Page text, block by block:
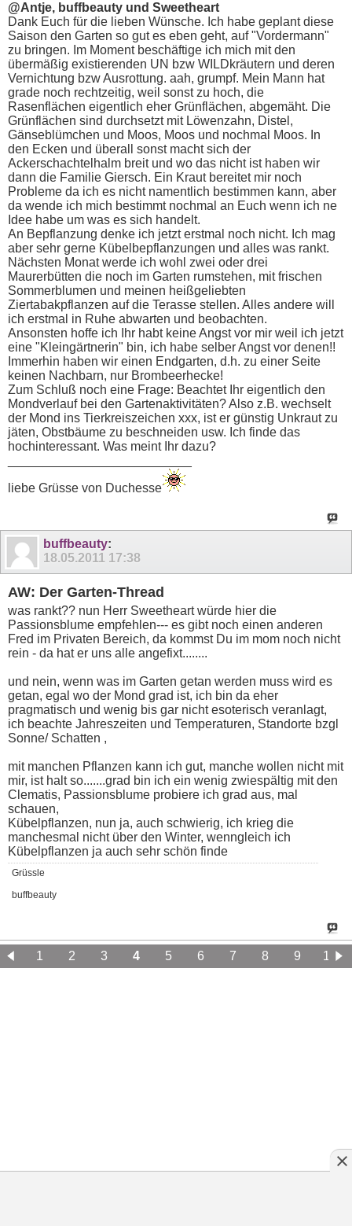
@Antje, buffbeauty und Sweetheart
Dank Euch für die lieben Wünsche. Ich habe geplant diese
Saison den Garten so gut es eben geht, auf "Vordermann"
zu bringen. Im Moment beschäftige ich mich mit den
übermäßig existierenden UN bzw WILDkräutern und deren
Vernichtung bzw Ausrottung. aah, grumpf. Mein Mann hat
grade noch rechtzeitig, weil sonst zu hoch, die
Rasenflächen eigentlich eher Grünflächen, abgemäht. Die
Grünflächen sind durchsetzt mit Löwenzahn, Distel,
Gänseblümchen und Moos, Moos und nochmal Moos. In
den Ecken und überall sonst macht sich der
Ackerschachtelhalm breit und wo das nicht ist haben wir
dann die Familie Giersch. Ein Kraut bereitet mir noch
Probleme da ich es nicht namentlich bestimmen kann, aber
da wende ich mich bestimmt nochmal an Euch wenn ich ne
Idee habe um was es sich handelt.
An Bepflanzung denke ich jetzt erstmal noch nicht. Ich mag
aber sehr gerne Kübelbepflanzungen und alles was rankt.
Nächsten Monat werde ich wohl zwei oder drei
Maurerbütten die noch im Garten rumstehen, mit frischen
Sommerblumen und meinen heißgeliebten
Ziertabakpflanzen auf die Terasse stellen. Alles andere will
ich erstmal in Ruhe abwarten und beobachten.
Ansonsten hoffe ich Ihr habt keine Angst vor mir weil ich jetzt
eine "Kleingärtnerin" bin, ich habe selber Angst vor denen!!
Immerhin haben wir einen Endgarten, d.h. zu einer Seite
keinen Nachbarn, nur Brombeerhecke!
Zum Schluß noch eine Frage: Beachtet Ihr eigentlich den
Mondverlauf bei den Gartenaktivitäten? Also z.B. wechselt
der Mond ins Tierkreiszeichen xxx, ist er günstig Unkraut zu
jäten, Obstbäume zu beschneiden usw. Ich finde das
hochinteressant. Was meint Ihr dazu?
liebe Grüsse von Duchesse
buffbeauty:
18.05.2011 17:38
AW: Der Garten-Thread
was rankt?? nun Herr Sweetheart würde hier die
Passionsblume empfehlen--- es gibt noch einen anderen
Fred im Privaten Bereich, da kommst Du im mom noch nicht
rein - da hat er uns alle angefixt........
und nein, wenn was im Garten getan werden muss wird es
getan, egal wo der Mond grad ist, ich bin da eher
pragmatisch und wenig bis gar nicht esoterisch veranlagt,
ich beachte Jahreszeiten und Temperaturen, Standorte bzgl
Sonne/ Schatten ,
mit manchen Pflanzen kann ich gut, manche wollen nicht mit
mir, ist halt so.......grad bin ich ein wenig zwiespältig mit den
Clematis, Passionsblume probiere ich grad aus, mal
schauen,
Kübelpflanzen, nun ja, auch schwierig, ich krieg die
manchesmal nicht über den Winter, wenngleich ich
Kübelpflanzen ja auch sehr schön finde
Grüssle
buffbeauty
1 2 3 4 5 6 7 8 9
10